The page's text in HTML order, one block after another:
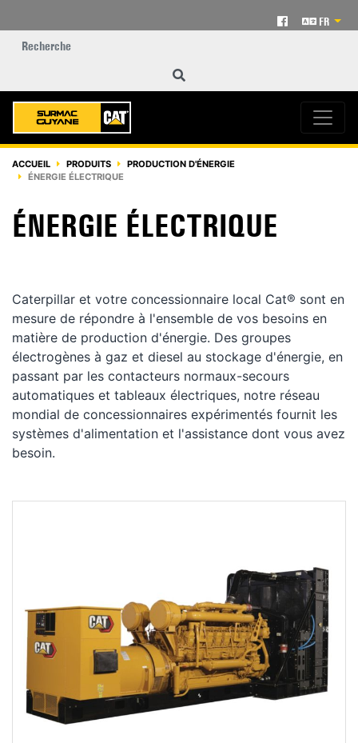
FR
ACCUEIL PRODUITS
PRODUCTION D'ÉNERGIE
ÉNERGIE ÉLECTRIQUE
ÉNERGIE ÉLECTRIQUE
Caterpillar et votre concessionnaire local Cat® sont en
mesure de répondre à l'ensemble de vos besoins en
matière de production d'énergie. Des groupes
électrogènes à gaz et diesel au stockage d'énergie, en
passant par les contacteurs normaux-secours
automatiques et tableaux électriques, notre réseau
mondial de concessionnaires expérimentés fournit les
systèmes d'alimentation et l'assistance dont vous avez
besoin.